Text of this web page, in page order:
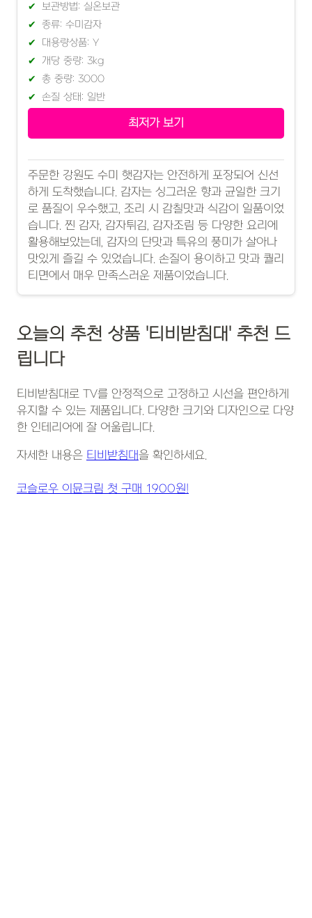
보관방법: 실온보관
종류: 수미감자
대용량상품: Y
개당 중량: 3kg
총 중량: 3000
손질 상태: 일반
최저가 보기
주문한 강원도 수미 햇감자는 안전하게 포장되어 신선
하게 도착했습니다. 감자는 싱그러운 향과 균일한 크기
로 품질이 우수했고, 조리 시 감칠맛과 식감이 일품이었
습니다. 찐 감자, 감자튀김, 감자조림 등 다양한 요리에
활용해보았는데, 감자의 단맛과 특유의 풍미가 살아나
맛있게 즐길 수 있었습니다. 손질이 용이하고 맛과 퀄리
티면에서 매우 만족스러운 제품이었습니다.
오늘의 추천 상품 '티비받침대' 추천 드
립니다
티비받침대로 TV를 안정적으로 고정하고 시선을 편안하게
유지할 수 있는 제품입니다. 다양한 크기와 디자인으로 다양
한 인테리어에 잘 어울립니다.
자세한 내용은 티비받침대을 확인하세요.
코슬로우 이뮨크림 첫 구매 1900원!